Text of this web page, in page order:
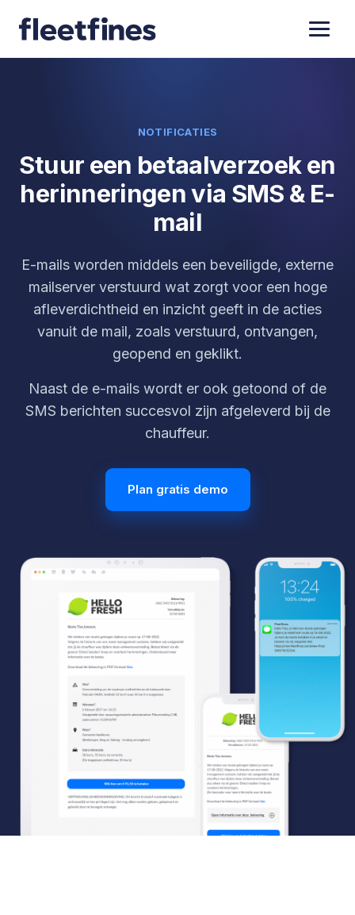
NOTIFICATIES
Stuur een betaalverzoek en
herinneringen via SMS & E-
mail
E-mails worden middels een beveiligde, externe
mailserver verstuurd wat zorgt voor een hoge
afleverdichtheid en inzicht geeft in de acties
vanuit de mail, zoals verstuurd, ontvangen,
geopend en geklikt.
Naast de e-mails wordt er ook getoond of de
SMS berichten succesvol zijn afgeleverd bij de
chauffeur.
Plan gratis demo